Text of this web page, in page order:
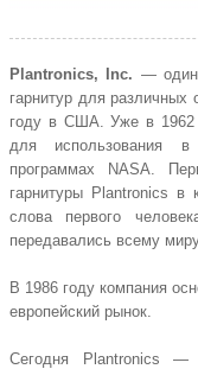
Plantronics, Inc. — один
гарнитур для различных
году в США. Уже в 1962
для использования в
программах NASA.
гарнитуры Plantronics в
слова первого
передавались всему
В 1986 году компания
европейский рынок.
Сегодня Plantronics